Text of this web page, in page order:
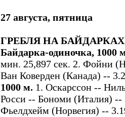
27 августа, пятница
ГРЕБЛЯ НА
Байдарка-одиночка, 1000
мин. 25,897 сек. 2. Фойни
Ван Коверден (Канада) --
1000 м. 1. Оскарссон --
Росси -- Бономи (Италия) --
Фьелдхейм (Норвегия) --